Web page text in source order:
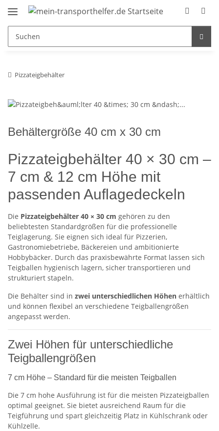
Pizzateigbehälter
Behältergröße 40 cm x 30 cm
Pizzateigbehälter 40 × 30 cm –
7 cm & 12 cm Höhe mit
passenden Auflagedeckeln
Die Pizzateigbehälter 40 × 30 cm gehören zu den
beliebtesten Standardgrößen für die professionelle
Teiglagerung. Sie eignen sich ideal für Pizzerien,
Gastronomiebetriebe, Bäckereien und ambitionierte
Hobbybäcker. Durch das praxisbewährte Format lassen sich
Teigballen hygienisch lagern, sicher transportieren und
strukturiert stapeln.
Die Behälter sind in zwei unterschiedlichen Höhen erhältlich
und können flexibel an verschiedene Teigballengrößen
angepasst werden.
Zwei Höhen für unterschiedliche
Teigballengrößen
7 cm Höhe – Standard für die meisten Teigballen
Die 7 cm hohe Ausführung ist für die meisten Pizzateigballen
optimal geeignet. Sie bietet ausreichend Raum für die
Teigführung und spart gleichzeitig Platz in Kühlschrank oder
Kühlzelle.